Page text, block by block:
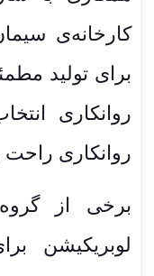
کارخانه‌ی
برای تولید
روانکاری
روانکاری راحت
برخی از
لوبریکیشن